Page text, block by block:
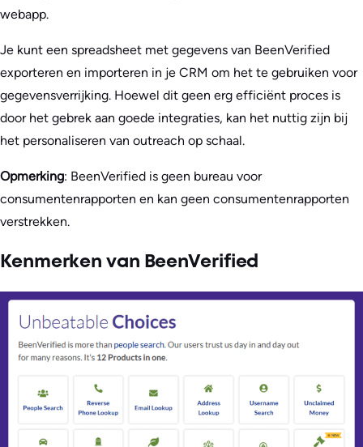
webapp.
Je kunt een spreadsheet met gegevens van BeenVerified
exporteren en importeren in je CRM om het te gebruiken voor
gegevensverrijking. Hoewel dit geen erg efficiënt proces is
door het gebrek aan goede integraties, kan het nuttig zijn bij
het personaliseren van outreach op schaal.
Opmerking: BeenVerified is geen bureau voor
consumentenrapporten en kan geen consumentenrapporten
verstrekken.
Kenmerken van BeenVerified